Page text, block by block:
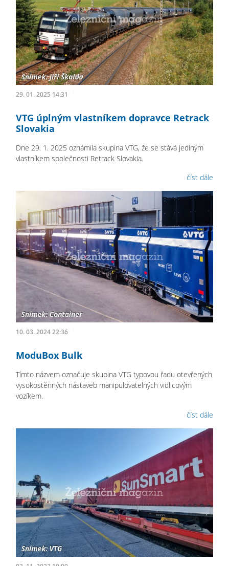
29. 01. 2025 14:31
VTG úplným vlastníkem dopravce Retrack
Slovakia
Dne 29. 1. 2025 oznámila skupina VTG, že se stává jediným
vlastníkem společnosti Retrack Slovakia.
číst dále
10. 03. 2024 22:36
ModuBox Bulk
Tímto názvem označuje skupina VTG typovou řadu otevřených
vysokostěnných nástaveb manipulovatelných vidlicovým
vozíkem.
číst dále